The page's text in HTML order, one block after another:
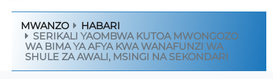
MWANZO
HABARI
SERIKALI YAOMBWA KUTOA MWONGOZO
WA BIMA YA AFYA KWA WANAFUNZI WA
SHULE ZA AWALI, MSINGI NA SEKONDARI